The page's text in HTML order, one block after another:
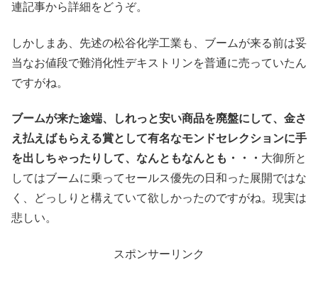
連記事から詳細をどうぞ。
しかしまあ、先述の松谷化学工業も、ブームが来る前は妥
当なお値段で難消化性デキストリンを普通に売っていたん
ですがね。
ブームが来た途端、しれっと安い商品を廃盤にして、金さ
え払えばもらえる賞として有名なモンドセレクションに手
を出しちゃったりして、なんともなんとも・・・ 大御所と
してはブームに乗ってセールス優先の日和った展開ではな
く、どっしりと構えていて欲しかったのですがね。現実は
悲しい。
スポンサーリンク